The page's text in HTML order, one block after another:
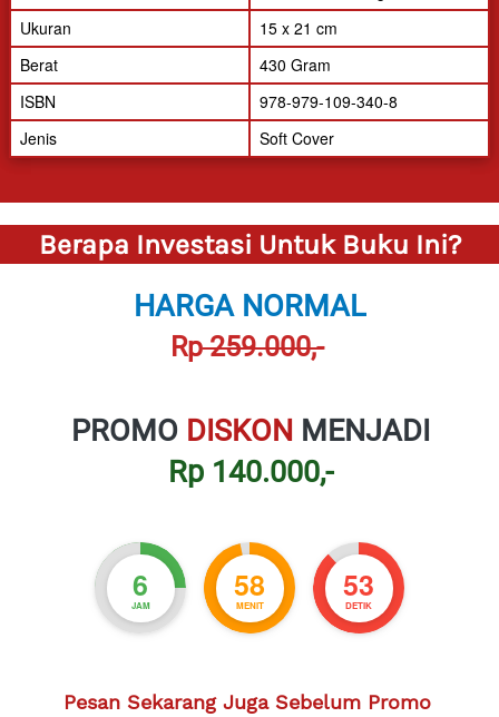
Ukuran
15 x 21 cm
Berat
430 Gram
ISBN
978-979-109-340-8
Jenis
Soft Cover
Berapa Investasi Untuk Buku Ini?
HARGA NORMAL
Rp 259.000,-
PROMO DISKON MENJADI
Rp 140.000,-
6
JAM
58
MENIT
52
DETIK
Pesan Sekarang Juga Sebelum Promo